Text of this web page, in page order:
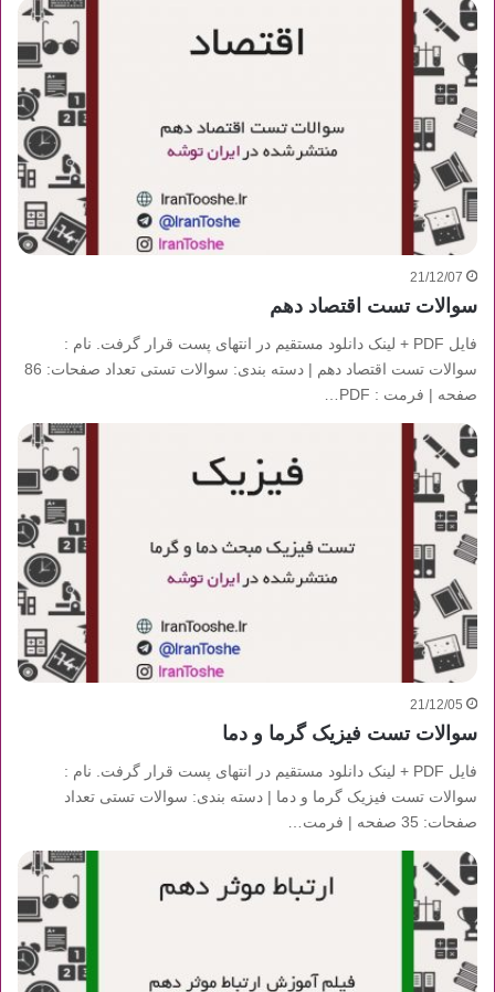
21/12/07
سوالات تست اقتصاد دهم
فایل PDF + لینک دانلود مستقیم در انتهای پست قرار گرفت. نام :
سوالات تست اقتصاد دهم | دسته بندی: سوالات تستی تعداد صفحات: 86
صفحه | فرمت : PDF…
21/12/05
سوالات تست فیزیک گرما و دما
فایل PDF + لینک دانلود مستقیم در انتهای پست قرار گرفت. نام :
سوالات تست فیزیک گرما و دما | دسته بندی: سوالات تستی تعداد
صفحات: 35 صفحه | فرمت…